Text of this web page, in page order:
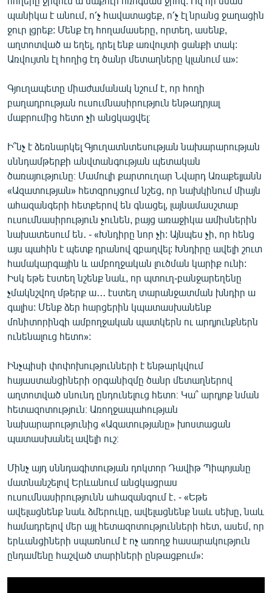
պանիկա է անում, ո՛չ հավատացեք, ո՛չ էլ նրանց ջաղացին
ջուր լցրեք: Մենք էդ հողամասերը, որտեղ, ասենք,
աղտոտված ա եղել, դրել ենք առվույտի ցանքի տակ:
Առվույտն էլ հողից էդ ծանր մետաղները կլանում ա»:
Գյուղապետը միաժամանակ նշում է, որ հողի
բաղադրության ուսումնասիրություն ենթադրյալ
մաքրումից հետո չի անցկացվել։
Ի՞նչ է ձեռնարկել Գյուղատնտեսության նախարարության
սննդամթերքի անվտանգության պետական
ծառայությունը։ Մամուլի քարտուղար Նվարդ Առաքելյանն
«Ազատության» հետզրույցում նշեց, որ նախկինում միայն
ահազանգերի հետքերով են գնացել, լայնամասշտաբ
ուսումնասիրություն չունեն, բայց առաջիկա ամիսներին
նախատեսում են․ - «Խնդիրը նոր չի: Այնպես չի, որ հենց
այս պահին է պետք դրանով զբաղվել: Խնդիրը ավելի շուտ
համակարգային և ամբողջական լուծման կարիք ունի:
Իսկ եթե էստեղ նշենք նաև, որ պտուղ-բանջարեղենը
չմակնշվող մթերք ա․․․ էստեղ տարանջատման խնդիր ա
գալիս: Մենք ձեր հարցերին կպատասխանենք
մոնիտորինգի ամբողջական պատկերն ու արդյունքներն
ունենալուց հետո»:
Ինչպիսի փոփոխությունների է ենթարկվում
հայաստանցիների օրգանիզմը ծանր մետաղներով
աղտոտված սնունդ ընդունելուց հետո։ Կա՞ արդյոք նման
հետազոտություն։ Առողջապահության
նախարարությունից «Ազատությանը» խոստացան
պատասխանել ավելի ուշ։
Մինչ այդ սննդագիտության դոկտոր Դավիթ Պիպոյանը
մատնանշելով Երևանում անցկացրաս
ուսումնասիրությունն ահազանգում է․ - «Եթե
ավելացնենք նաև ձմերուկը, ավելացնենք նաև սեխը, նաև
համադրելով մեր այլ հետազոտությունների հետ, ասեմ, որ
երևանցիների սպառնում է ոչ առողջ հասարակություն
ընդամենը հաշված տարիների ընթացքում»: